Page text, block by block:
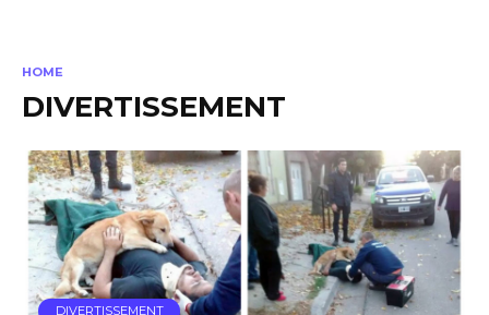
HOME
DIVERTISSEMENT
DIVERTISSEMENT